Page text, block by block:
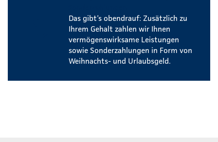
Das gibt’s obendrauf: Zusätzlich zu
Ihrem Gehalt zahlen wir Ihnen
vermögenswirksame Leistungen
sowie Sonderzahlungen in Form von
Weihnachts- und Urlaubsgeld.